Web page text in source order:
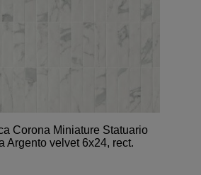
Corona Miniature Statuario
Argento velvet 6x24, rect.